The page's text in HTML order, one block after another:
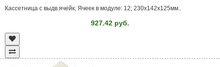
Кассетница с выдв.ячейк; Ячеек в модуле: 12; 230x142x125мм..
927.42 руб.